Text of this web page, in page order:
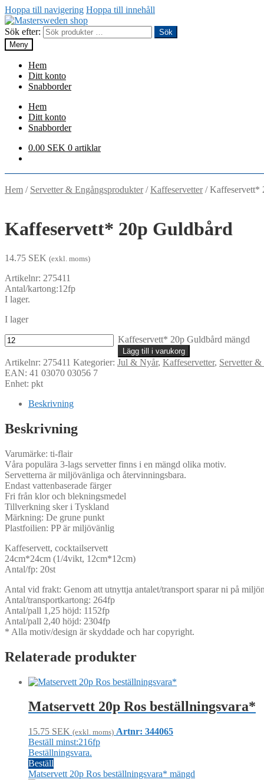
Hoppa till navigering Hoppa till innehåll
Sök efter:
Sök
Meny
Hem
Ditt konto
Snabborder
Hem
Ditt konto
Snabborder
0.00 SEK 0 artiklar
Hem / Servetter & Engångsprodukter/Kaffeservetter/Kaffeservett*
Kaffeservett* 20p Guldbård
14.75 SEK (exkl. moms)
Artikelnr: 275411
Antal/kartong:12fp
I lager.
I lager
Kaffeservett* 20p Guldbård mängd
Lägg till i varukorg
Artikelnr: 275411 Kategorier: Jul & Nyår, Kaffeservetter, Servetter
EAN: 41 03070 03056 7
Enhet: pkt
Beskrivning
Beskrivning
Varumärke: ti-flair
Våra populära 3-lags servetter finns i en mängd olika motiv.
Servetterna är miljövänliga och återvinningsbara.
Endast vattenbaserade färger
Fri från klor och blekningsmedel
Tillverkning sker i Tyskland
Märkning: De grune punkt
Plastfoilien: PP är miljövänlig
Kaffeservett, cocktailservett
24cm*24cm (1/4vikt, 12cm*12cm)
Antal/fp: 20st
Antal vid frakt: Genom att utnyttja antalet/transport sparar ni på
Antal/transportkartong: 264fp
Antal/pall 1,25 höjd: 1152fp
Antal/pall 2,40 höjd: 2304fp
* Alla motiv/design är skyddade och har copyright.
Relaterade produkter
Matservett 20p Ros beställningsvara*
15.75 SEK (exkl. moms) Artnr: 344065
Beställ minst:216fp
Beställningsvara.
Beställ
Matservett 20p Ros beställningsvara* mängd